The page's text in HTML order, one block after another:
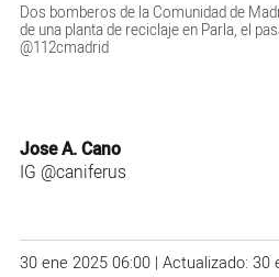
Dos bomberos de la Comunidad de
de una planta de reciclaje en Parla, el
@112cmadrid
Jose A. Cano
IG @caniferus
30 ene 2025 06:00 | Actualizado: 30